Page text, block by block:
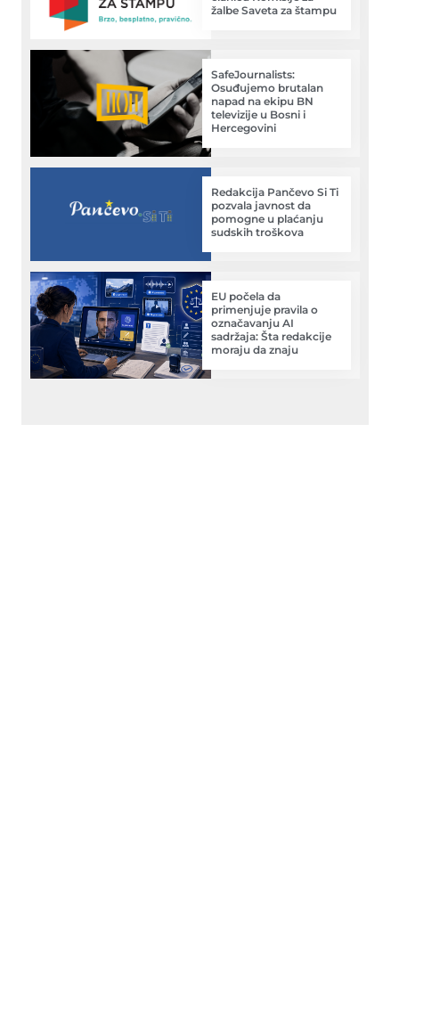
žalbe Saveta za štampu
SafeJournalists:
Osuđujemo brutalan
napad na ekipu BN
televizije u Bosni i
Hercegovini
Redakcija Pančevo Si Ti
pozvala javnost da
pomogne u plaćanju
sudskih troškova
EU počela da
primenjuje pravila o
označavanju AI
sadržaja: Šta redakcije
moraju da znaju